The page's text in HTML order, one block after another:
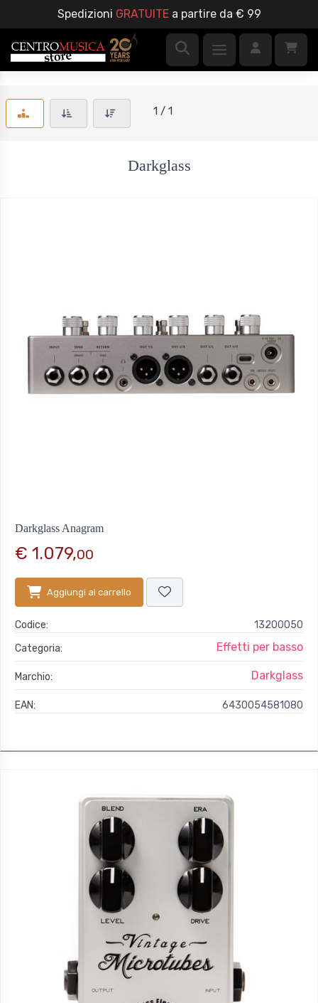
Spedizioni GRATUITEa partire da € 99
1 / 1
Darkglass
Darkglass Anagram
€ 1.079,00
Aggiungi al carrello
Codice:
13200050
Categoria:
Effetti per basso
Marchio: Darkglass
EAN: 6430054581080